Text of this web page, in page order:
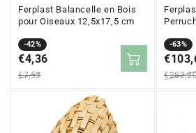
:Ferplast Balancelle en Bois
pour Oiseaux 12,5x17,5 cm
-42%
Prix
en
solde
€4,36
Prix
régulier
€7,53
:
-63%
Prix
en
solde
Prix
régulier